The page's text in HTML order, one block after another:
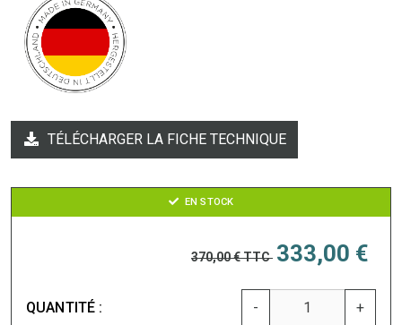
TÉLÉCHARGER LA FICHE TECHNIQUE
EN STOCK
370,00 €TTC 333,00 €
QUANTITÉ : - +